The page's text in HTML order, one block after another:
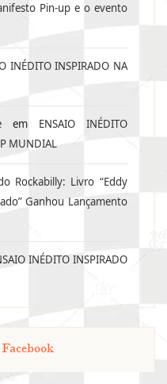
Pin-up e o evento
INÉDITO INSPIRADO NA
em ENSAIO INÉDITO
MUNDIAL
Rockabilly: Livro “Eddy
Ganhou Lançamento
INÉDITO INSPIRADO